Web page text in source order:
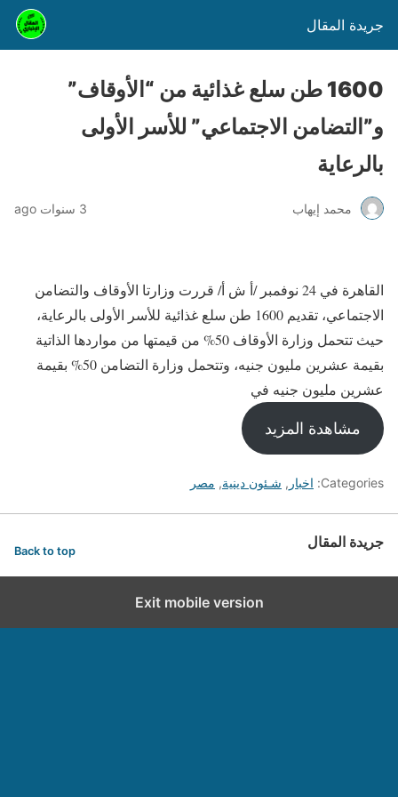
جريدة المقال
1600 طن سلع غذائية من “الأوقاف”
و”التضامن الاجتماعي” للأسر الأولى
بالرعاية
محمد إيهاب 3 سنوات ago
القاهرة في 24 نوفمبر /أ ش أ/ قررت وزارتا الأوقاف والتضامن
الاجتماعي، تقديم 1600 طن سلع غذائية للأسر الأولى بالرعاية،
حيث تتحمل وزارة الأوقاف 50% من قيمتها من مواردها الذاتية
بقيمة عشرين مليون جنيه، وتتحمل وزارة التضامن 50% بقيمة
عشرين مليون جنيه في
مشاهدة المزيد
Categories: اخبار , شـئون دينية, مصر
جريدة المقال Back to top
Exit mobile version